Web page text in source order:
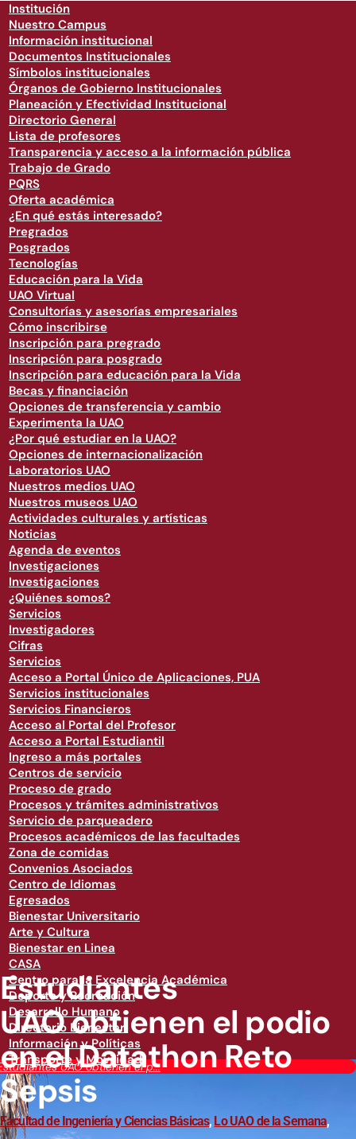
Institución
Nuestro Campus
Información institucional
Documentos Institucionales
Símbolos institucionales
Órganos de Gobierno Institucionales
Planeación y Efectividad Institucional
Directorio General
Lista de profesores
Transparencia y acceso a la información pública
Trabajo de Grado
PQRS
Oferta académica
¿En qué estás interesado?
Pregrados
Posgrados
Tecnologías
Educación para la Vida
UAO Virtual
Consultorías y asesorías empresariales
Cómo inscribirse
Inscripción para pregrado
Inscripción para posgrado
Inscripción para educación para la Vida
Becas y financiación
Opciones de transferencia y cambio
Experimenta la UAO
¿Por qué estudiar en la UAO?
Opciones de internacionalización
Laboratorios UAO
Nuestros medios UAO
Nuestros museos UAO
Actividades culturales y artísticas
Noticias
Agenda de eventos
Investigaciones
Investigaciones
¿Quiénes somos?
Servicios
Investigadores
Cifras
Servicios
Acceso a Portal Único de Aplicaciones, PUA
Servicios institucionales
Servicios Financieros
Acceso al Portal del Profesor
Acceso a Portal Estudiantil
Ingreso a más portales
Centros de servicio
Proceso de grado
Procesos y trámites administrativos
Servicio de parqueadero
Procesos académicos de las facultades
Zona de comidas
Convenios Asociados
Centro de Idiomas
Egresados
Bienestar Universitario
Arte y Cultura
Bienestar en Linea
CASA
Centro para la Excelencia Académica
Deporte y Recreación
Desarrollo Humano
Directorio Bienestar
Información y Políticas
Transporte y Movilidad
UAO obtienen el p...
Estudiantes
UAO obtienen el podio
en el Datathon Reto
Sepsis
Facultad de Ingeniería y Ciencias Básicas, Lo UAO de la Semana,